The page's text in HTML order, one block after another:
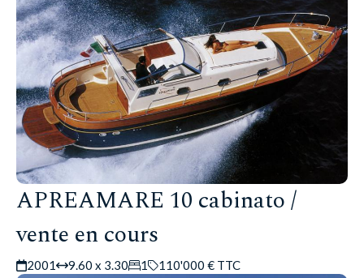
APREAMARE 10 cabinato /
vente en cours
2001 9.60 x 3.30 1 110'000 € TTC